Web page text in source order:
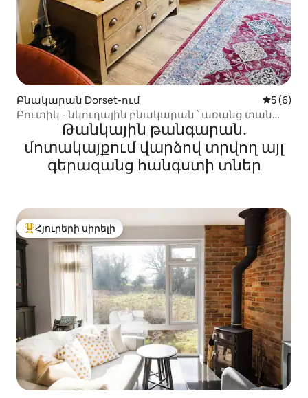
Բնակարան Dorset-ում Միջին
5 (6)
Բուտիկ - նկուղային բնակարան ՝ առանց տան
մաքրման. նախաճաշ
Թանկային թանգարան․
մոտակայքում վարձով տրվող այլ
գերազանց հանգստի տներ
Հյուրերի սիրելի լավագույն տները
Հյուրերի սիրելի